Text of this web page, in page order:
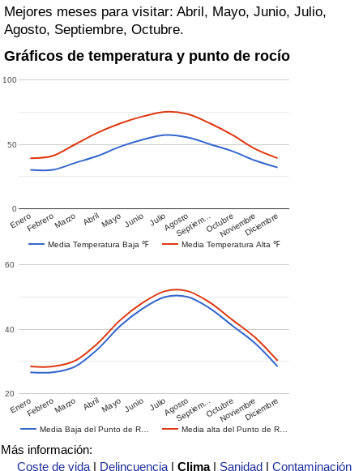
Mejores meses para visitar: Abril, Mayo, Junio, Julio,
Agosto, Septiembre, Octubre.
Gráficos de temperatura y punto de rocío
Media Temperatura Baja ℉ Media Temperatura Alta ℉
EneroFebreroMarzo AbrilMayo Junio JulioAgosto
Septiem…OctubreNoviembreDiciembre
0
50
100
Media Baja del Punto de R… Media alta del Punto de R…
EneroFebreroMarzo AbrilMayo Junio JulioAgosto
Septiem…OctubreNoviembreDiciembre
20
40
60
Más información:
Coste de vida | Delincuencia |Clima | Sanidad |Contaminación